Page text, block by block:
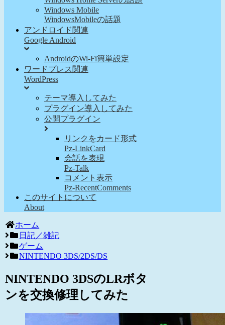
Windows Mobile
WindowsMobileの話題
アンドロイド関連
Google Android
AndroidのWi-Fi簡単設定
ワードプレス関連
WordPress
テーマ導入してみた
プラグイン導入してみた
公開プラグイン
リンクをカード形式
Pz-LinkCard
会話を表現
Pz-Talk
コメント表示
Pz-RecentComments
このサイトについて
About
ホーム
日記／雑記
ゲーム
NINTENDO 3DS/2DS/DS
NINTENDO 3DSのLRボタ
ンを交換修理してみた